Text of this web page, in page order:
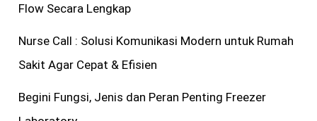
Flow Secara Lengkap
Nurse Call : Solusi Komunikasi Modern untuk Rumah
Sakit Agar Cepat & Efisien
Begini Fungsi, Jenis dan Peran Penting Freezer